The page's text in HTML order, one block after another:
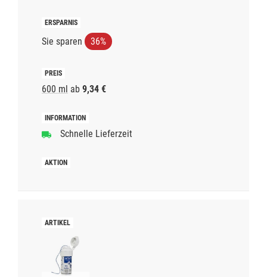
Sie sparen 36%
600 ml ab 9,34 €
Schnelle Lieferzeit